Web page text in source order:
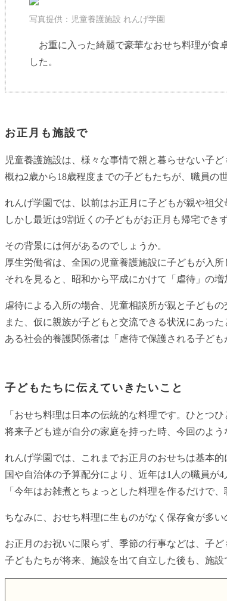
写真提供：児童養護施設 れんげ学園
お重に入った綺麗で豪華なおせち料理が食
した。
お正月も施設で
児童養護施設は、様々な事情で親と暮らせない子
概ね2歳から18歳程度までの子どもたちが、職員の
れんげ学園では、以前はお正月に子どもが親や祖
しかし最近は9割近くの子どもがお正月も帰宅でき
その背景には何があるのでしょうか。
厚生労働省は、全国の児童養護施設に子どもが入
それを見ると、昭和から平成にかけて「虐待」の
虐待による入所の場合、児童相談所が親と子ども
また、仮に親族が子どもと交流できる状況にあっ
ある社会的養護関係者は「虐待で保護される子ど
子どもたちに伝えていきたいこと
「おせち料理は日本の伝統的な料理です。ひとつ
将来子ども達が自分の家庭を持った時、今回のよ
れんげ学園では、これまでお正月のおせちは基本的
国や自治体の予算配分により、近年は1人の職員が
「今年はお雑煮とちょっとした料理を作るだけで
ちなみに、おせち料理に生ものがなく保存食が多
お正月のお祝いに限らず、季節の行事などは、子
子どもたちが将来、施設を出て自立した後も、施